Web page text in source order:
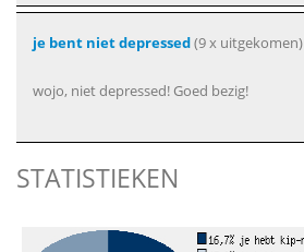
je bent niet depressed(9 x uitgekomen)
wojo, niet depressed! Goed bezig!
STATISTIEKEN